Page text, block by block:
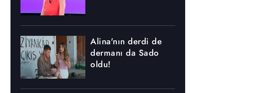
Alina'nın derdi de
dermanı da Sado
oldu!